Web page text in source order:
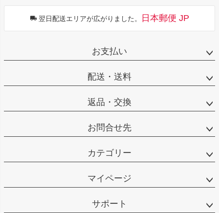
翌日配送エリアが広がりました。 日本郵便 JP
お支払い
配送・送料
返品・交換
お問合せ先
カテゴリー
マイページ
サポート